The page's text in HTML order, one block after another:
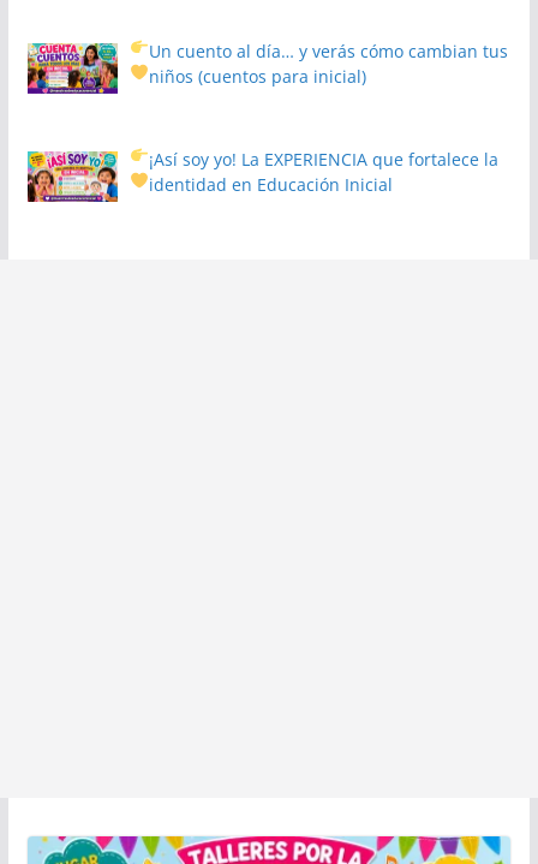
Un cuento al día… y verás cómo cambian tus
niños(cuentos para inicial)
¡Así soy yo! La EXPERIENCIA que fortalece la
identidad en Educación Inicial